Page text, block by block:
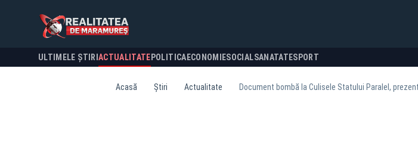
ULTIMELE ȘTIRI ACTUALITATE POLITICA ECONOMIESOCIALSANATATESPORT
Acasă Știri Actualitate Document bombă la Culisele Statului Paralel,